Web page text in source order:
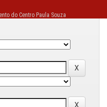
do Centro Paula Souza